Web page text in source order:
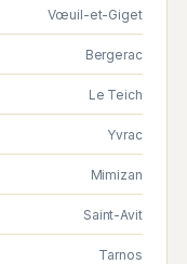
Vœuil-et-Giget
Bergerac
Le Teich
Yvrac
Mimizan
Saint-Avit
Tarnos